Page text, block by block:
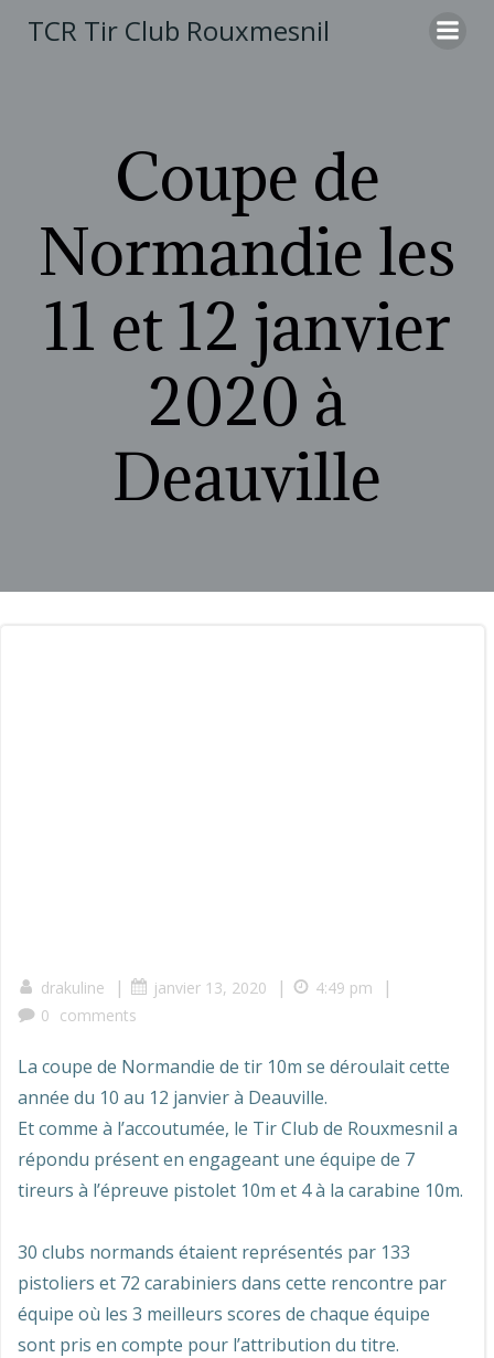
au
TCR Tir Club Rouxmesnil
Coupe de
Normandie les
11 et 12 janvier
2020 à
Deauville
drakuline | janvier 13, 2020 | 4:49 pm |
0 comments
La coupe de Normandie de tir 10m se déroulait cette
année du 10 au 12 janvier à Deauville.
Et comme à l’accoutumée, le Tir Club de Rouxmesnil a
répondu présent en engageant une équipe de 7
tireurs à l’épreuve pistolet 10m et 4 à la carabine 10m.
30 clubs normands étaient représentés par 133
pistoliers et 72 carabiniers dans cette rencontre par
équipe où les 3 meilleurs scores de chaque équipe
sont pris en compte pour l’attribution du titre.